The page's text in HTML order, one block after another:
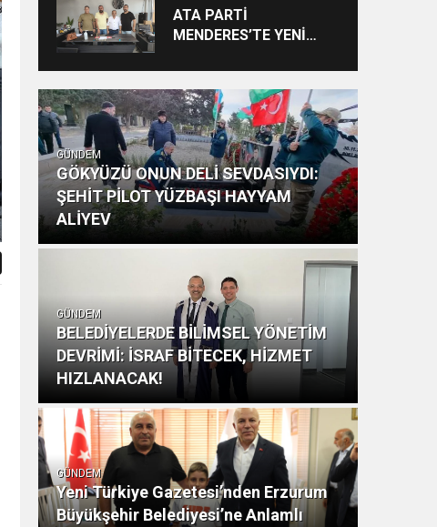
Kişinin Lafa Bakılmaz”
ATA PARTİ
MENDERES’TE YENİ
BAŞLADI
GÜNDEM
GÖKYÜZÜ ONUN DELİ SEVDASIYDI:
ŞEHİT PİLOT YÜZBAŞI HAYYAM
ALİYEV
GÜNDEM
BELEDİYELERDE BİLİMSEL YÖNETİM
DEVRİMİ: İSRAF BİTECEK, HİZMET
HIZLANACAK!
GÜNDEM
Yeni Türkiye Gazetesi’nden Erzurum
Büyükşehir Belediyesi’ne Anlamlı